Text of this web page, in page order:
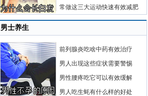
常做这三大运动快速有效减肥
男士养生
前列腺炎吃啥中药有效治疗
男人出现这些症状需要警惕
男性腰疼吃它可以有效缓解
男人吃生蚝有什么样的好处